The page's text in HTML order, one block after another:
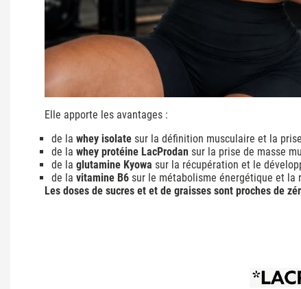
Elle apporte les avantages :
de la whey isolate sur la définition musculaire et la
de la whey protéine LacProdan sur la prise de masse
de la glutamine Kyowa sur la récupération et le
de la vitamine B6 sur le métabolisme énergétique et la
Les doses de sucres et et de graisses sont proches de